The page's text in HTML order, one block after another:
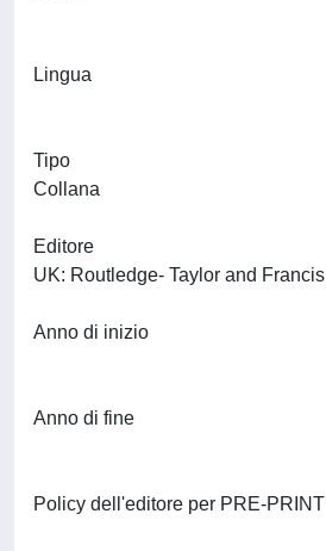
Lingua
Tipo
Collana
Editore
Anno di inizio
Anno di fine
Policy dell'editore per PRE-PRINT